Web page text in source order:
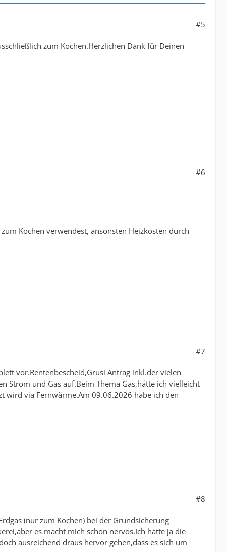
#5
zum Kochen.Herzlichen Dank für Deinen
#6
Kochen verwendest, ansonsten Heizkosten durch
#7
vor.Rentenbescheid,Grusi Antrag inkl.der vielen
Strom und Gas auf.Beim Thema Gas,hätte ich vielleicht
wird via Fernwärme.Am 09.06.2026 habe ich den
#8
(nur zum Kochen) bei der Grundsicherung
es macht mich schon nervös.Ich hatte ja die
ausreichend draus hervor gehen,dass es sich um